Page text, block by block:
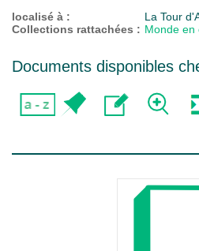
localisé à :
La Tour
Collections rattachées : Monde en
Documents disponibles